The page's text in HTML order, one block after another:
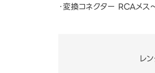
・変換コネクター RCAメス
レ